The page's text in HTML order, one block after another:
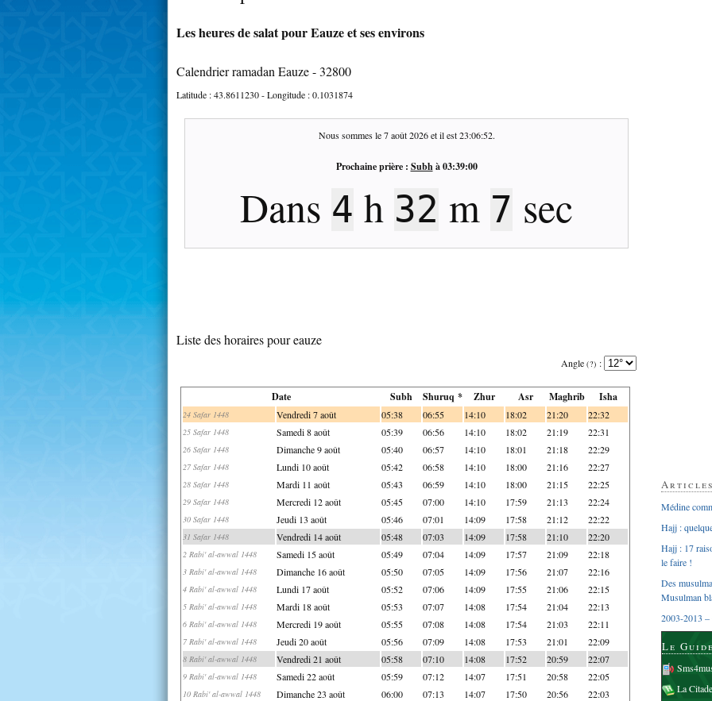
Les heures de salat pour Eauze et ses environs
Calendrier ramadan Eauze - 32800
Latitude :43.8611230- Longitude :0.1031874
Nous sommes le7 août 2026et il est23:06:53.
Prochaine prière : Subhà03:39:00
Dans 4 h 32 m 6 sec
Liste des horaires pour eauze
Angle (?) :
Date Subh Shuruq * Zhur Asr Maghrib Isha
24 Safar 1448 Vendredi 7 août 05:38 06:55 14:10 18:02 21:20 22:32
25 Safar 1448 Samedi 8 août 05:39 06:56 14:10 18:02 21:19 22:31
26 Safar 1448 Dimanche 9 août 05:40 06:57 14:10 18:01 21:18 22:29
27 Safar 1448 Lundi 10 août 05:42 06:58 14:10 18:00 21:16 22:27
28 Safar 1448 Mardi 11 août 05:43 06:59 14:10 18:00 21:15 22:25
29 Safar 1448 Mercredi 12 août 05:45 07:00 14:10 17:59 21:13 22:24
30 Safar 1448 Jeudi 13 août 05:46 07:01 14:09 17:58 21:12 22:22
31 Safar 1448 Vendredi 14 août 05:48 07:03 14:09 17:58 21:10 22:20
2 Rabi' al-awwal 1448 Samedi 15 août 05:49 07:04 14:09 17:57 21:09 22:18
3 Rabi' al-awwal 1448 Dimanche 16 août 05:50 07:05 14:09 17:56 21:07 22:16
4 Rabi' al-awwal 1448 Lundi 17 août 05:52 07:06 14:09 17:55 21:06 22:15
5 Rabi' al-awwal 1448 Mardi 18 août 05:53 07:07 14:08 17:54 21:04 22:13
6 Rabi' al-awwal 1448 Mercredi 19 août 05:55 07:08 14:08 17:54 21:03 22:11
7 Rabi' al-awwal 1448 Jeudi 20 août 05:56 07:09 14:08 17:53 21:01 22:09
8 Rabi' al-awwal 1448 Vendredi 21 août 05:58 07:10 14:08 17:52 20:59 22:07
9 Rabi' al-awwal 1448 Samedi 22 août 05:59 07:12 14:07 17:51 20:58 22:05
10 Rabi' al-awwal 1448 Dimanche 23 août 06:00 07:13 14:07 17:50 20:56 22:03
Médine
Hajj :
Hajj : 17
le faire !
Des
Musulman
2003-2013 –
Le
La